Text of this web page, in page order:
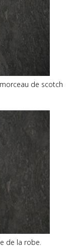
de scotch
de la robe.